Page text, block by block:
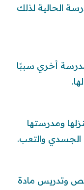
الحالية لذلك
أخري سببًا
ومدرستها
الجسدي والتعب.
وتدريس مادة